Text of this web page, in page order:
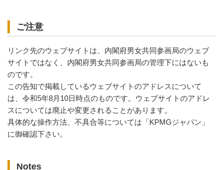
ご注意
リンク先のウェブサイトは、内閣府男女共同参画局のウェブ
サイトではなく、内閣府男女共同参画局の管理下にはないも
のです。
この告知で掲載しているウェブサイトのアドレスについて
は、令和5年8月10日時点のものです。ウェブサイトのアドレ
スについては廃止や変更されることがあります。
具体的な操作方法、不具合等については「KPMGジャパン」
に御確認下さい。
Notes